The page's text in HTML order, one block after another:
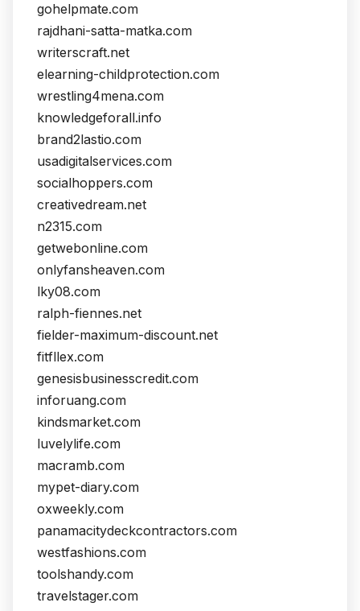
gohelpmate.com
rajdhani-satta-matka.com
writerscraft.net
elearning-childprotection.com
wrestling4mena.com
knowledgeforall.info
brand2lastio.com
usadigitalservices.com
socialhoppers.com
creativedream.net
n2315.com
getwebonline.com
onlyfansheaven.com
lky08.com
ralph-fiennes.net
fielder-maximum-discount.net
fitfllex.com
genesisbusinesscredit.com
inforuang.com
kindsmarket.com
luvelylife.com
macramb.com
mypet-diary.com
oxweekly.com
panamacitydeckcontractors.com
westfashions.com
toolshandy.com
travelstager.com